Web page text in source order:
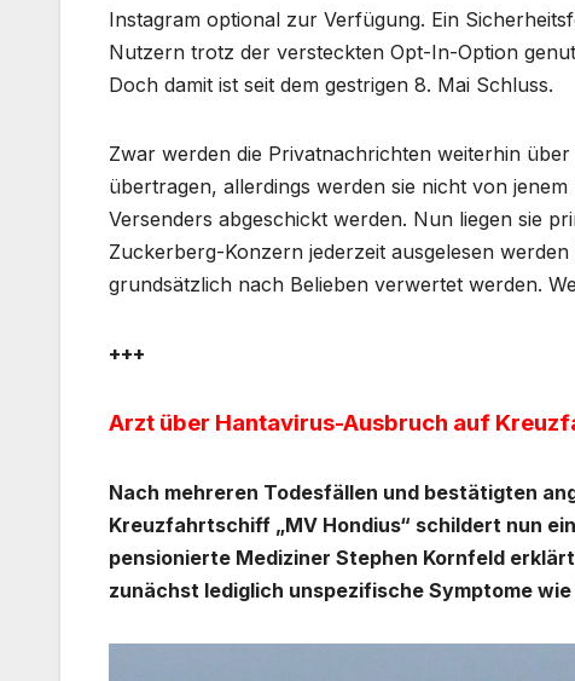
Instagram optional zur Verfügung. Ein
Nutzern trotz der versteckten Opt-In-Option
Doch damit ist seit dem gestrigen 8. Mai Schluss.
Zwar werden die Privatnachrichten weiterhin
übertragen, allerdings werden sie nicht von
Versenders abgeschickt werden. Nun liegen sie
Zuckerberg-Konzern jederzeit ausgelesen
grundsätzlich nach Belieben verwertet werden.
+++
Arzt über Hantavirus-Ausbruch auf
Nach mehreren Todesfällen und bestätigten
Kreuzfahrtschiff „MV Hondius“ schildert nun
pensionierte Mediziner Stephen Kornfeld
zunächst lediglich unspezifische Symptome